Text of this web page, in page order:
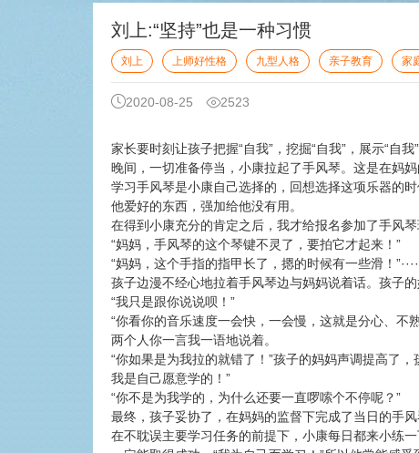
刘上:“坚持”也是一种习惯
刘上 上师好性格 九型人格 亲子教育 家
2020-08-25 2523
家长要时刻让孩子把握“自我”，挖掘“自我”，展示“自
晚间，一切准备停当，小康拉起了手风琴。这是在妈妈
学习手风琴是小康自己选择的，回想选择这项乐器的
他爱好的东西，强加给他没有用。
在得到小康充分的肯定之后，我才给报名参加了手风琴
“妈妈，手风琴的这个琴键不灵了，要拍它才起来！”
“妈妈，这个手指的指甲长了，摁的时候有一些滑！
孩子边漫不经心地拉着手风琴边与妈妈说着话。孩子
“我只是跟你说说呗！”
“你看你的音乐速度一会快，一会慢，这就是分心、不熟
两个人你一言我一语地说着。
“你如果是为我拉的就错了！”孩子的妈妈声调提高了
我是自己愿意学的！”
“你不是为我学的，为什么还要一直啰嗦个不停呢？”
最终，孩子妥协了，在妈妈的监督下完成了当日的手风
在不耽误主要学习任务的前提下，小康每日都来小练